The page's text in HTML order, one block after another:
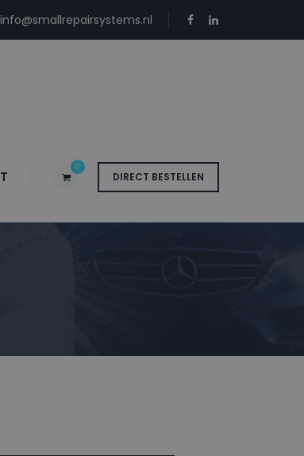
info@smallrepairsystems.nl
DIRECT BESTELLEN
0
BLUE